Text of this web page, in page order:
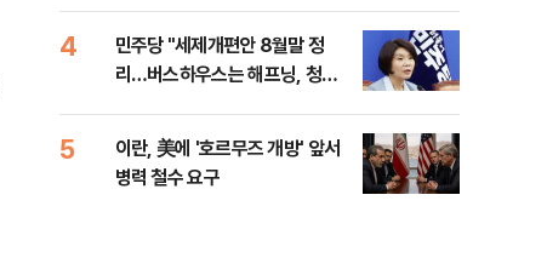
4
민주당 "세제개편안 8월말 정
리…버스하우스는 해프닝, 청년
5
이란, 美에 '호르무즈 개방' 앞서
병력 철수 요구